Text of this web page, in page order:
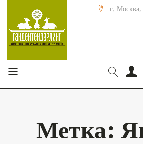
г.
Метка: